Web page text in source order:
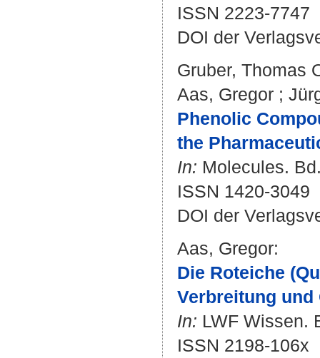
ISSN 2223-7747
DOI der
Gruber, Thomas
Aas, Gregor ;
Phenolic
the
In: Molecules.
ISSN 1420-3049
DOI der
Aas, Gregor:
Die Roteiche
Verbreitung und
In: LWF Wissen.
ISSN 2198-106x